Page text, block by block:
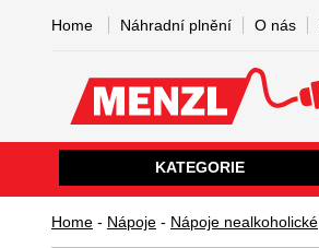
Home - Nápoje - Nápoje nealkoholické
Home Náhradní plnění O nás
KATEGORIE